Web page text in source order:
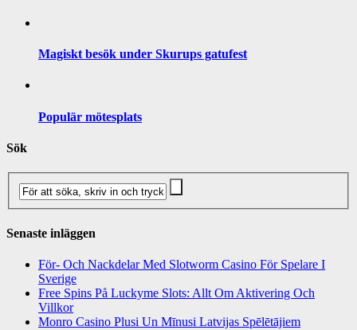
Magiskt besök under Skurups gatufest
Populär mötesplats
Sök
Senaste inläggen
För- Och Nackdelar Med Slotworm Casino För Spelare I
Sverige
Free Spins På Luckyme Slots: Allt Om Aktivering Och
Villkor
Monro Casino Plusi Un Mīnusi Latvijas Spēlētājiem